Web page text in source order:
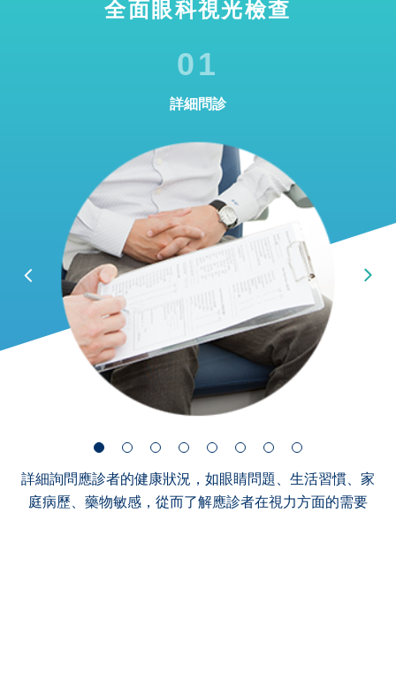
全面眼科視光檢查
01
詳細問診
詳細詢問應診者的健康狀況，如眼睛問題、生活習慣、家
庭病歷、藥物敏感，從而了解應診者在視力方面的需要